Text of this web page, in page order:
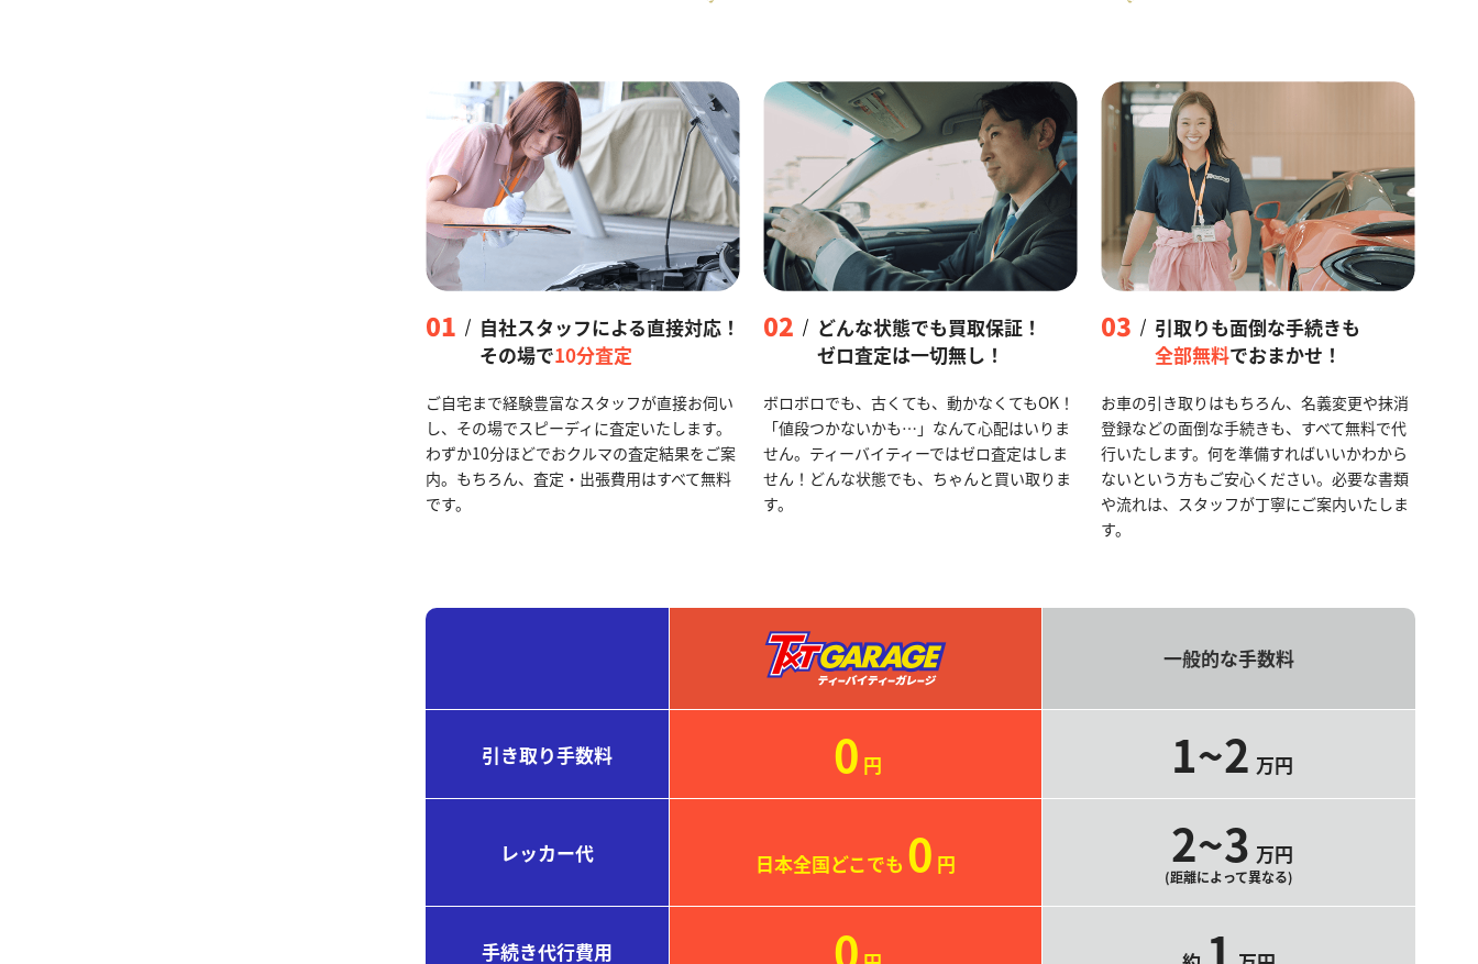
01
自社スタッフによる直接対応！
その場で10分査定
ご自宅まで経験豊富なスタッフが直接お伺い
し、その場でスピーディに査定いたします。
わずか10分ほどでおクルマの査定結果をご案
内。もちろん、査定・出張費用はすべて無料
です。
02
どんな状態でも買取保証！
ゼロ査定は一切無し！
ボロボロでも、古くても、動かなくてもOK！
「値段つかないかも…」なんて心配はいりま
せん。ティーバイティーではゼロ査定はしま
せん！どんな状態でも、ちゃんと買い取りま
す。
03
引取りも面倒な手続きも
全部無料でおまかせ！
お車の引き取りはもちろん、名義変更や抹消
登録などの面倒な手続きも、すべて無料で代
行いたします。何を準備すればいいかわから
ないという方もご安心ください。必要な書類
や流れは、スタッフが丁寧にご案内いたしま
す。
一般的な手数料
引き取り手数料 0 円 1~2 万円
レッカー代 日本全国どこでも 0 円 2~3 万円
(距離によって異なる)
手続き代行費用 0 1